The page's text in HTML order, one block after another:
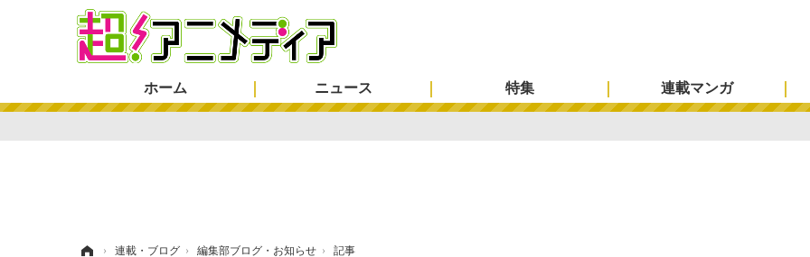
ホーム ニュース 特集 連載マンガ
› 連載・ブログ › 編集部ブログ・お知らせ › 記事